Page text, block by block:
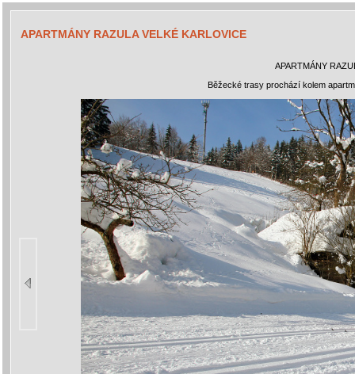
APARTMÁNY RAZULA VELKÉ KARLOVICE
APARTMÁNY
Běžecké trasy prochází kolem